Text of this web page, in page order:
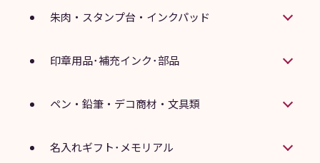
朱肉・スタンプ台・インクパッド
印章用品･補充インク･部品
ペン・鉛筆・デコ商材・文具類
名入れギフト･メモリアル